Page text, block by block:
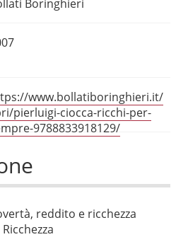
Boringhieri
www.bollatiboringhieri.it/
pierluigi-ciocca-ricchi-per-
9788833918129/
reddito e ricchezza
Ricchezza